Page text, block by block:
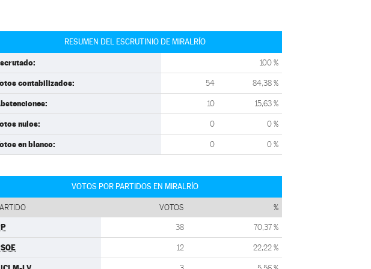
RESUMEN DEL ESCRUTINIO DE MIRALRÍO
100 %
contabilizados: 54 84,38 %
10 15,63 %
nulos: 0 0 %
en blanco: 0 0 %
VOTOS POR PARTIDOS EN MIRALRÍO
VOTOS %
38 70,37 %
12 22,22 %